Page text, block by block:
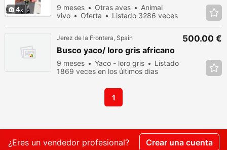
4 9 meses Otras aves
Animal
vivo
Oferta
Listado 3286 veces
Jerez de la Frontera, Spain
Busco yaco/ loro gris africano
9 meses Yaco - loro gris
Listado
1869 veces en los últimos dias
500.00 €
1
¿Eres un vendedor profesional? Crear una cuenta